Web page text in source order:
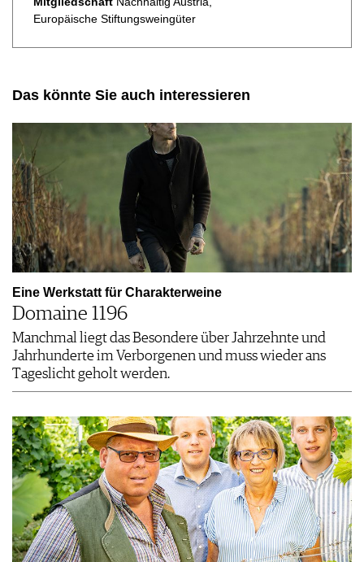
Europäische Stiftungsweingüter
Das könnte Sie auch interessieren
Eine Werkstatt für Charakterweine
Domaine 1196
Manchmal liegt das Besondere über Jahrzehnte und
Jahrhunderte im Verborgenen und muss wieder ans
Tageslicht geholt werden.